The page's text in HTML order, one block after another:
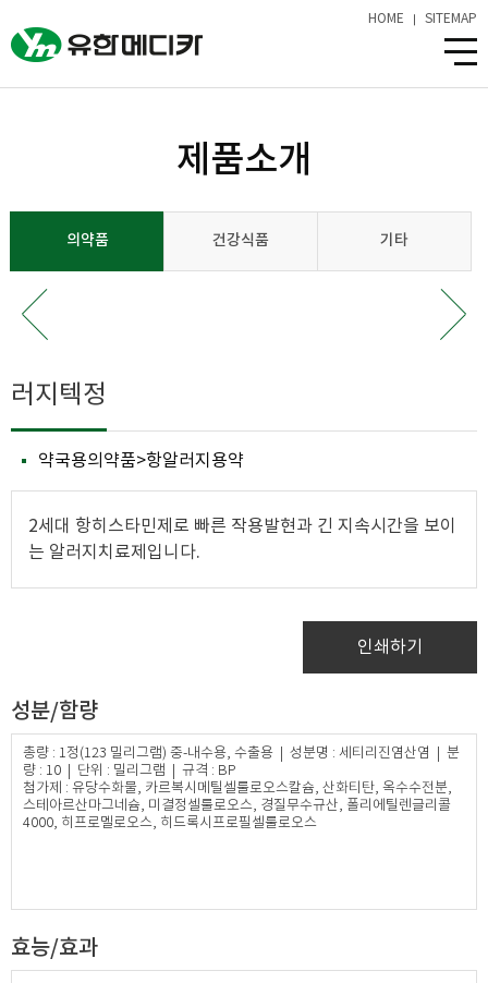
HOME SITEMAP
제품소개
의약품 건강식품 기타
러지텍정
약국용의약품>항알러지용약
2세대 항히스타민제로 빠른 작용발현과 긴 지속시간을 보이
는 알러지치료제입니다.
인쇄하기
성분/함량
총량 : 1정(123 밀리그램) 중-내수용, 수출용 | 성분명 : 세티리진염산염 | 분
량 : 10 | 단위 : 밀리그램 | 규격 : BP
첨가제 : 유당수화물, 카르복시메틸셀룰로오스칼슘, 산화티탄, 옥수수전분,
스테아르산마그네슘, 미결정셀룰로오스, 경질무수규산, 폴리에틸렌글리콜
4000, 히프로멜로오스, 히드록시프로필셀룰로오스​
효능/효과